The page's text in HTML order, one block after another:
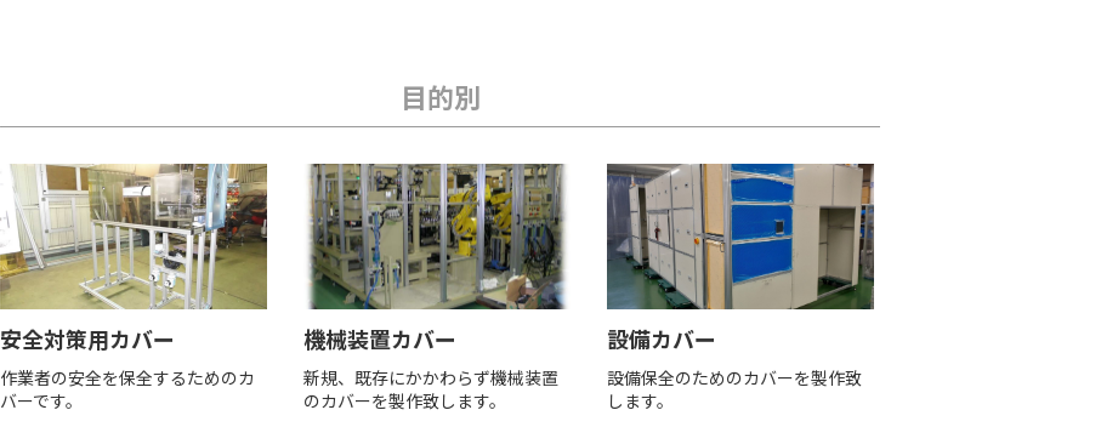
目的別
安全対策用カバー
作業者の安全を保全するためのカ
バーです。
機械装置カバー
新規、既存にかかわらず機械装置
のカバーを製作致します。
設備カバー
設備保全のためのカバーを製作致
します。